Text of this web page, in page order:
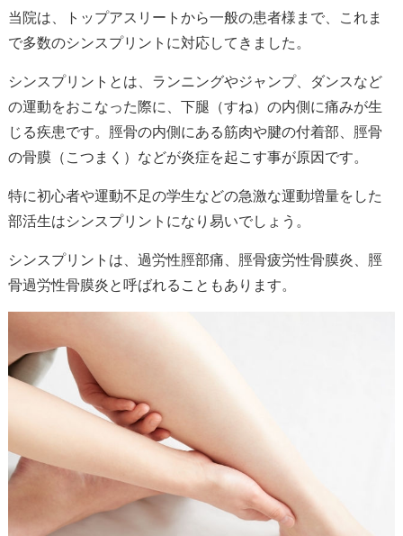
当院は、トップアスリートから一般の患者様まで、これま
で多数のシンスプリントに対応してきました。
シンスプリントとは、ランニングやジャンプ、ダンスなど
の運動をおこなった際に、下腿（すね）の内側に痛みが生
じる疾患です。脛骨の内側にある筋肉や腱の付着部、脛骨
の骨膜（こつまく）などが炎症を起こす事が原因です。
特に初心者や運動不足の学生などの急激な運動増量をした
部活生はシンスプリントになり易いでしょう。
シンスプリントは、過労性脛部痛、脛骨疲労性骨膜炎、脛
骨過労性骨膜炎と呼ばれることもあります。